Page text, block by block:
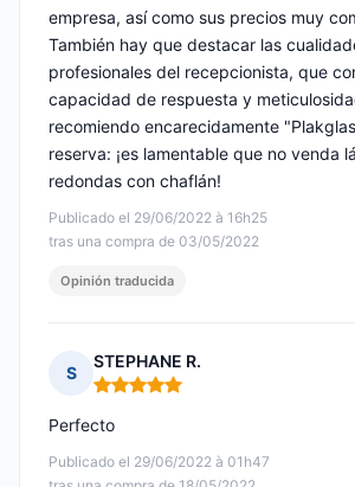
Publicado el 29/06/2022 à 16h25
tras una compra de 03/05/2022
empresa, así como sus precios muy
También hay que destacar las
profesionales del recepcionista, que
capacidad de respuesta y
recomiendo encarecidamente
reserva: ¡es lamentable que no venda
redondas con chaflán!
Opinión traducida
S
STEPHANE R.
Nota: 5 de 5
Publicado el 29/06/2022 à 01h47
Perfecto